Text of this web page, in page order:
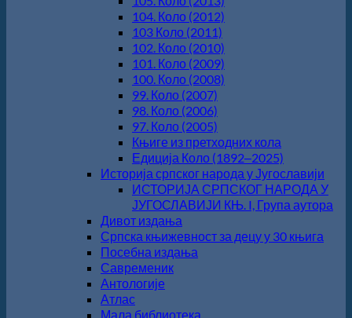
104. Коло (2012)
103 Коло (2011)
102. Коло (2010)
101. Коло (2009)
100. Коло (2008)
99. Коло (2007)
98. Коло (2006)
97. Коло (2005)
Књиге из претходних кола
Едиција Коло (1892‒2025)
Историја српског народа у Југославији
ИСТОРИЈА СРПСКОГ НАРОДА У
ЈУГОСЛАВИЈИ КЊ. I, Група аутора
Дивот издања
Српска књижевност за децу у 30 књига
Посебна издања
Савременик
Антологије
Атлас
Мала библиотека